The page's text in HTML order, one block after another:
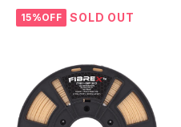
15%OFF SOLD OUT